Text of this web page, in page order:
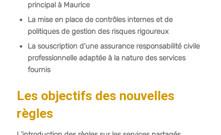
principal à Maurice
La mise en place de contrôles internes et de
politiques de gestion des risques rigoureux
La souscription d’une assurance responsabilité civile
professionnelle adaptée à la nature des services
fournis
Les objectifs des nouvelles
règles